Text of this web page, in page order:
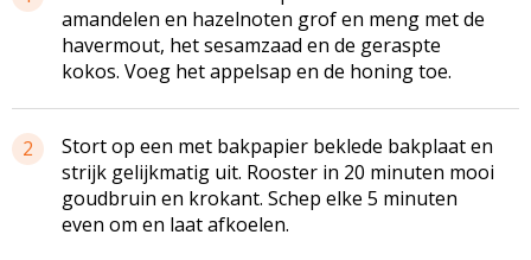
amandelen en hazelnoten grof en meng met de
havermout, het sesamzaad en de geraspte
kokos. Voeg het appelsap en de honing toe.
2
Stort op een met bakpapier beklede bakplaat en
strijk gelijkmatig uit. Rooster in 20 minuten mooi
goudbruin en krokant. Schep elke 5 minuten
even om en laat afkoelen.